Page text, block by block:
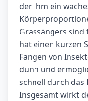
der ihm ein
Grassängers
hat einen kurzen
Fangen von
dünn und
schnell durch das
Insgesamt wirkt